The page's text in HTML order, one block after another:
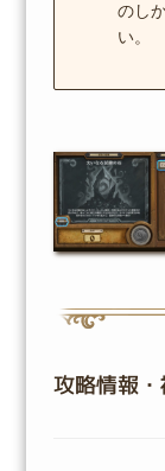
のし
い。
攻略情報